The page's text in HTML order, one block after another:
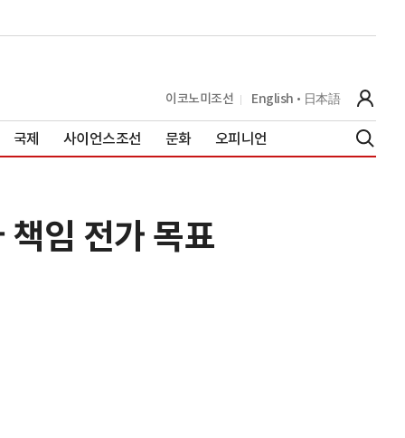
이코노미조선 English 日本語
국제 사이언스조선 문화 오피니언
임 전가 목표